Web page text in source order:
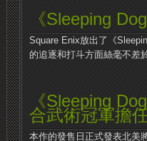
《Sleeping
Square Enix放出了《
的追逐和打斗方面絲毫不差
《Sleeping
合武術冠軍擔
本作的發售日正式發表北美